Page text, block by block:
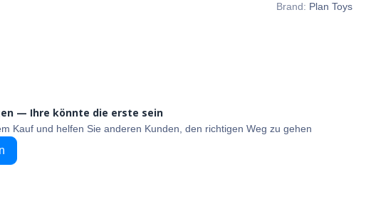
Brand: Plan Toys
— Ihre könnte die erste sein
Kauf und helfen Sie anderen Kunden, den richtigen Weg zu gehen